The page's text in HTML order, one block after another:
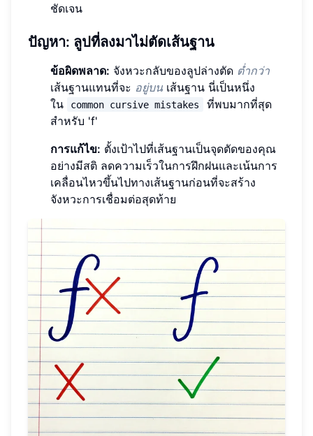
ชัดเจน
ปัญหา: ลูปที่ลงมาไม่ตัดเส้นฐาน
ข้อผิดพลาด: จังหวะกลับของลูปล่างตัด ต่ำกว่า
เส้นฐานแทนที่จะ อยู่บน เส้นฐาน นี่เป็นหนึ่ง
ใน
common cursive mistakes
ที่พบมากที่สุด
สำหรับ 'f'
การแก้ไข: ตั้งเป้าไปที่เส้นฐานเป็นจุดตัดของคุณ
อย่างมีสติ ลดความเร็วในการฝึกฝนและเน้นการ
เคลื่อนไหวขึ้นไปทางเส้นฐานก่อนที่จะสร้าง
จังหวะการเชื่อมต่อสุดท้าย